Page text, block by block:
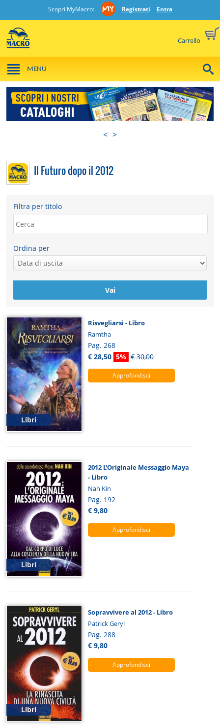
Scopri MyMacro: Registrati Entra
Carrello
MENU
< >
Il Futuro dopo il 2012
Filtra per titolo
Ordina per
Libri
Risvegliarsi - Libro
Ramtha
Pag. 268
€ 28,50 5% € 30,00
Approfondisci
Libri
2012 L'Originale Messaggio Maya
- Libro
Nah Kin
Pag. 192
€ 9,80
Approfondisci
Libri
Sopravvivere al 2012 - Libro
Patrick Geryl
Pag. 288
€ 9,80
Approfondisci